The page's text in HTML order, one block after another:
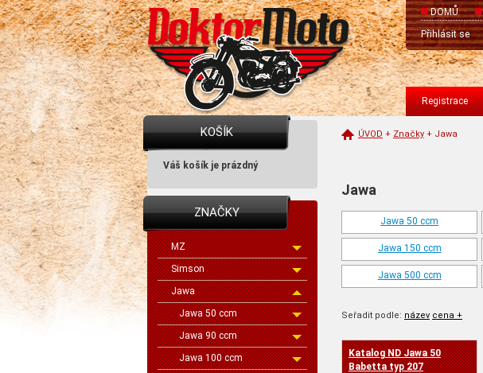
DOMŮ
Přihlásit se
Registrace
KOŠÍK
Váš košík je prázdný
ZNAČKY
MZ
Simson
Jawa
Jawa 50 ccm
Jawa 90 ccm
Jawa 100 ccm
ÚVOD + Značky + Jawa
Jawa
Jawa 50 ccm
Jawa 150 ccm
Jawa 500 ccm
Seřadit podle: název cena +
cena -
Katalog ND Jawa 50
Babetta typ 207